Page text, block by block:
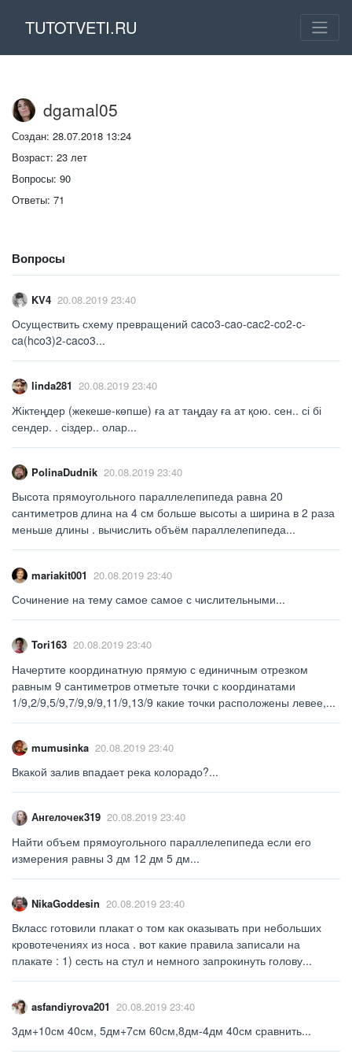
TUTOTVETI.RU
dgamal05
Создан: 28.07.2018 13:24
Возраст: 23 лет
Вопросы: 90
Ответы: 71
Вопросы
KV4 20.08.2019 23:40
Осуществить схему превращений caco3-cao-cac2-co2-c-
ca(hco3)2-caco3...
linda281 20.08.2019 23:40
Жіктеңдер (жекеше-көпше) ға ат таңдау ға ат қою. сен.. сі бі
сендер. . сіздер.. олар...
PolinaDudnik 20.08.2019 23:40
Высота прямоугольного параллелепипеда равна 20
сантиметров длина на 4 см больше высоты а ширина в 2 раза
меньше длины . вычислить объём параллелепипеда...
mariakit001 20.08.2019 23:40
Сочинение на тему самое самое с числительными...
Tori163 20.08.2019 23:40
Начертите координатную прямую с единичным отрезком
равным 9 сантиметров отметьте точки с координатами
1/9,2/9,5/9,7/9,9/9,11/9,13/9 какие точки расположены левее,...
mumusinka 20.08.2019 23:40
Вкакой залив впадает река колорадо?...
Ангелочек319 20.08.2019 23:40
Найти объем прямоугольного параллелепипеда если его
измерения равны 3 дм 12 дм 5 дм...
NikaGoddesin 20.08.2019 23:40
Вкласс готовили плакат о том как оказывать при небольших
кровотечениях из носа . вот какие правила записали на
плакате : 1) сесть на стул и немного запрокинуть голову...
asfandiyrova201 20.08.2019 23:40
3дм+10см 40см, 5дм+7см 60см,8дм-4дм 40см сравнить...